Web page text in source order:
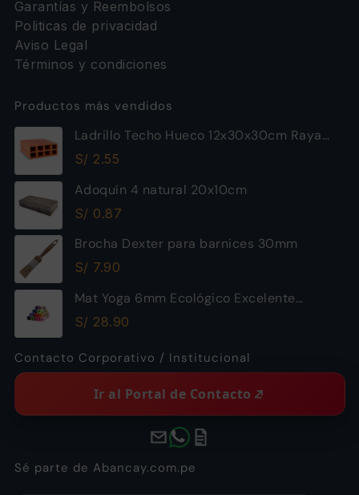
Garantías y Reembolsos
Politicas de privacidad
Aviso Legal
Términos y condiciones
Productos más vendidos
Ladrillo Techo Hueco 12x30x30cm Raya
Piramide
S/ 2.55
Adoquín 4 natural 20x10cm
S/ 0.87
Brocha Dexter para barnices 30mm
S/ 7.90
Mat Yoga 6mm Ecológico Excelente
Calidad
S/ 28.90
Contacto Corporativo / Institucional
Ir al Portal de Contacto
Sé parte de Abancay.com.pe